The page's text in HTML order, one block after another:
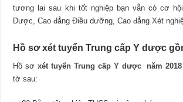
tương lai sau khi tốt nghiệp bạn vẫn có cơ
Dược, Cao đẳng Điều dưỡng, Cao đẳng Xét
Hồ sơ xét tuyển Trung cấp Y dược
Hồ sơxét tuyển Trung cấp Y dược năm 2018
tờ sau: